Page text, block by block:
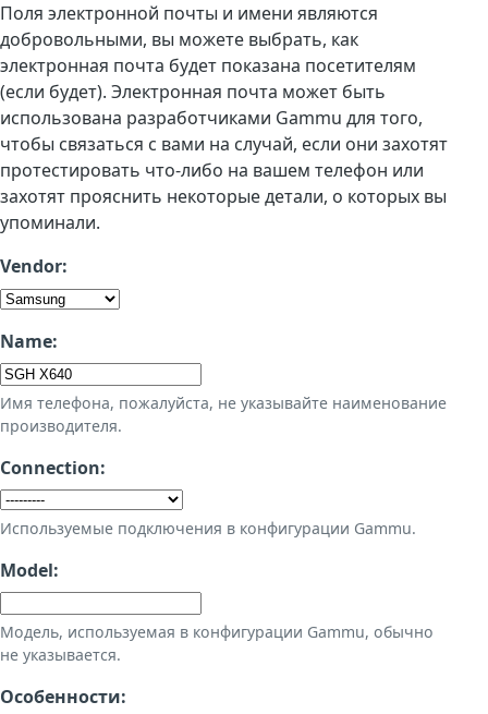
Поля электронной почты и имени являются
добровольными, вы можете выбрать, как
электронная почта будет показана посетителям
(если будет). Электронная почта может быть
использована разработчиками Gammu для того,
чтобы связаться с вами на случай, если они захотят
протестировать что-либо на вашем телефон или
захотят прояснить некоторые детали, о которых вы
упоминали.
Vendor:
Name:
Имя телефона, пожалуйста, не указывайте наименование
производителя.
Connection:
Используемые подключения в конфигурации Gammu.
Model:
Модель, используемая в конфигурации Gammu, обычно
не указывается.
Особенности: